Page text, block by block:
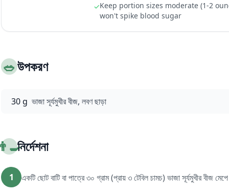
✓Keep portion sizes moderate (1-2
won't spike blood sugar
🥗উপকরণ
30 g ভাজা সূর্যমুখীর বীজ, লবণ ছাড়া
👨‍🍳নির্দেশনা
1 একটি ছোট বাটি বা পাত্রে ৩০ গ্রাম (প্রায় ৩ টেবিল চামচ) ভাজা সূর্যমুখীর বীজ